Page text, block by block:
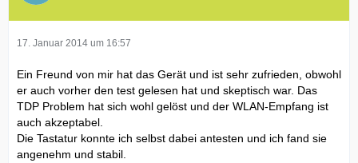
17. Januar 2014 um 16:57
Ein Freund von mir hat das Gerät und ist sehr zufrieden, obwohl
er auch vorher den test gelesen hat und skeptisch war. Das
TDP Problem hat sich wohl gelöst und der WLAN-Empfang ist
auch akzeptabel.
Die Tastatur konnte ich selbst dabei antesten und ich fand sie
angenehm und stabil.